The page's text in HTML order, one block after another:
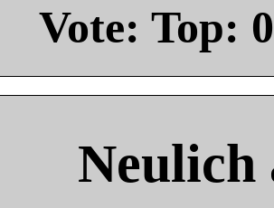
Vote: Top: 0
Neulich